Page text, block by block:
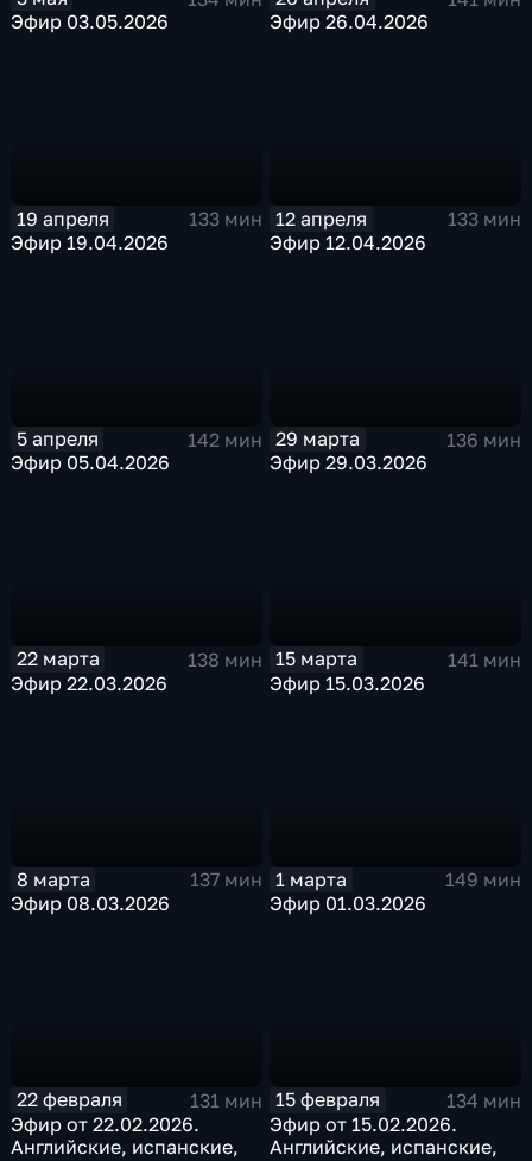
Эфир 03.05.2026
Эфир 26.04.2026
19 апреля
133 мин
Эфир 19.04.2026
12 апреля
133 мин
Эфир 12.04.2026
5 апреля
142 мин
Эфир 05.04.2026
29 марта
136 мин
Эфир 29.03.2026
22 марта
138 мин
Эфир 22.03.2026
15 марта
141 мин
Эфир 15.03.2026
8 марта
137 мин
Эфир 08.03.2026
1 марта
149 мин
Эфир 01.03.2026
22 февраля
131 мин
Эфир от 22.02.2026.
Английские, испанские,
15 февраля
134 мин
Эфир от 15.02.2026.
Английские, испанские,